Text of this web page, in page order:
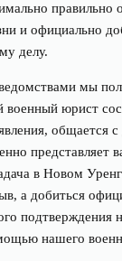
правильно
и официально
делу.
мы
юрист
общается
представляет
в Новом
а добиться
подтверждения
нашего